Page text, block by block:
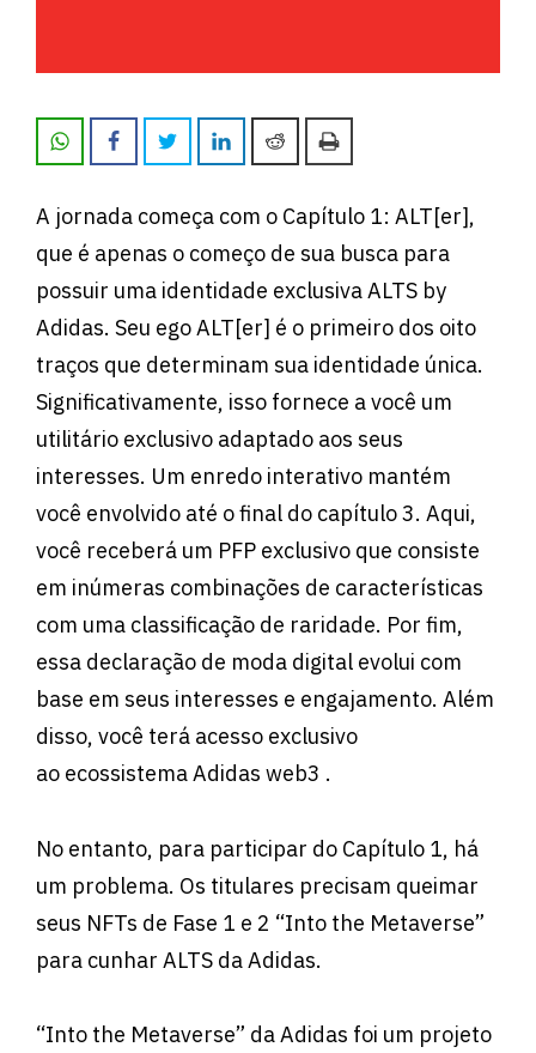
A jornada começa com o Capítulo 1: ALT[er],
que é apenas o começo de sua busca para
possuir uma identidade exclusiva ALTS by
Adidas. Seu ego ALT[er] é o primeiro dos oito
traços que determinam sua identidade única.
Significativamente, isso fornece a você um
utilitário exclusivo adaptado aos seus
interesses. Um enredo interativo mantém
você envolvido até o final do capítulo 3. Aqui,
você receberá um PFP exclusivo que consiste
em inúmeras combinações de características
com uma classificação de raridade. Por fim,
essa declaração de moda digital evolui com
base em seus interesses e engajamento. Além
disso, você terá acesso exclusivo
ao ecossistema Adidas web3 .
No entanto, para participar do Capítulo 1, há
um problema. Os titulares precisam queimar
seus NFTs de Fase 1 e 2 “Into the Metaverse”
para cunhar ALTS da Adidas.
“Into the Metaverse” da Adidas foi um projeto